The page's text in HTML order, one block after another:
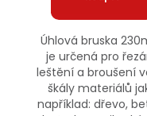
Úhlová bruska
je určená pro
leštění a broušení
škály materiálů
například: dřevo,